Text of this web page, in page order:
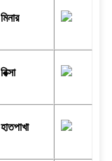
মিনার
রিক্সা
হাতপাখা